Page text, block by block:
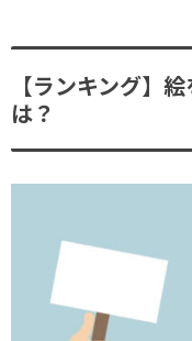
【ランキング】
は？